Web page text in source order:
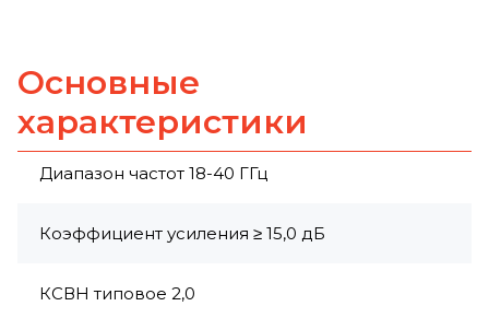
Основные
характеристики
Диапазон частот 18-40 ГГц
Коэффициент усиления ≥ 15,0 дБ
КСВН типовое 2,0